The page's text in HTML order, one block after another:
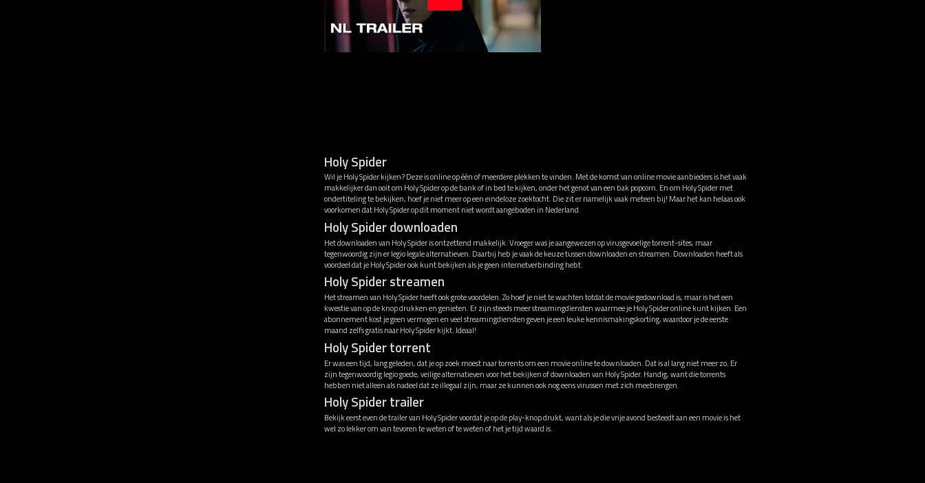
Holy Spider
Wil je Holy Spider kijken? Deze is online op één of meerdere plekken te vinden. Met de komst van online movie aanbieders is het vaak
makkelijker dan ooit om Holy Spider op de bank of in bed te kijken, onder het genot van een bak popcorn. En om Holy Spider met
ondertiteling te bekijken, hoef je niet meer op een eindeloze zoektocht. Die zit er namelijk vaak meteen bij! Maar het kan helaas ook
voorkomen dat Holy Spider op dit moment niet wordt aangeboden in Nederland.
Holy Spider downloaden
Het downloaden van Holy Spider is ontzettend makkelijk. Vroeger was je aangewezen op virusgevoelige torrent-sites, maar
tegenwoordig zijn er legio legale alternatieven. Daarbij heb je vaak de keuze tussen downloaden en streamen. Downloaden heeft als
voordeel dat je Holy Spider ook kunt bekijken als je geen internetverbinding hebt.
Holy Spider streamen
Het streamen van Holy Spider heeft ook grote voordelen. Zo hoef je niet te wachten totdat de movie gedownload is, maar is het een
kwestie van op de knop drukken en genieten. Er zijn steeds meer streamingdiensten waarmee je Holy Spider online kunt kijken. Een
abonnement kost je geen vermogen en veel streamingdiensten geven je een leuke kennismakingskorting, waardoor je de eerste
maand zelfs gratis naar Holy Spider kijkt. Ideaal!
Holy Spider torrent
Er was een tijd, lang geleden, dat je op zoek moest naar torrents om een movie online te downloaden. Dat is al lang niet meer zo. Er
zijn tegenwoordig legio goede, veilige alternatieven voor het bekijken of downloaden van Holy Spider. Handig, want die torrents
hebben niet alleen als nadeel dat ze illegaal zijn, maar ze kunnen ook nog eens virussen met zich meebrengen.
Holy Spider trailer
Bekijk eerst even de trailer van Holy Spider voordat je op de play-knop drukt, want als je die vrije avond besteedt aan een movie is het
wel zo lekker om van tevoren te weten of te weten of het je tijd waard is.